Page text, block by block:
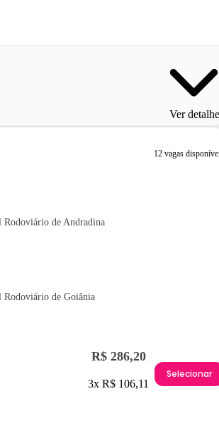
Ver
12 vagas
Rodoviário de Andradina
Rodoviário de Goiânia
R$ 286,20
3x R$ 106,11
Selecionar